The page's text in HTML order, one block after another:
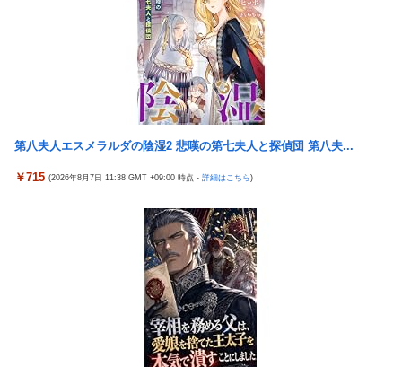
【熊本地震】毎日新聞の記者「死傷者の情報を教えて！」 → 企
業「個人情報は控えます！」 → 記「年代は？特定につながらな
いでしょ？教えてよ？教え...
韓国サッカーのイメージが墜落
【ガチ】キャスターの大越健介、高市首相に『爆弾発言』をして
【動画】地震発生時の熊本総合病院の手術室の様子が(((ﾟДﾟ)))
亡き叔母の遺書「実は17年前に従兄弟と赤ちゃんを交換した」全
て婚約者呆然←家族の絆が深すぎて修羅場にならんかった
高配当をうたった「みんなで大家さん」→実態は2881億円の債務
「ドラゴンボール」新作TVアニメが7月から放送されるぞ！
海外「全部日本の真似だったのか…」 日本の普通のテレビ番組が
最新SNSの数十年先を行っていたと話題に
外国人「日本の未来は安泰だ」16歳MF三井寺眞、衝撃ゴール！
久保建英超え歴代2位の記録！3得点に絡む活躍で海外絶賛！【海
『ゼノブレイド ディフィニティブエディション Nintendo
Switch 2 Edition』3,713 本
？？？「ゲーム実況なんて誰でもできる」わい「ほーん」
第八夫人エスメラルダの陰湿2 悲嘆の第七夫人と探偵団 第八夫...
￥715 (2026年8月7日 11:38 GMT +09:00 時点 - 詳細はこちら)